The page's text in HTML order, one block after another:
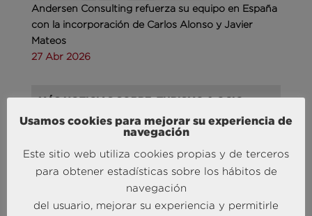
Andersen Consulting refuerza su equipo en España
con la incorporación de Carlos Alonso y Javier
Mateos
27 Abr 2026
MÁS NOTICIAS SOBRE: TURISMO & OCIO
Usamos cookies para mejorar su experiencia de
navegación
Este sitio web utiliza cookies propias y de terceros
para obtener estadísticas sobre los hábitos de
navegación
del usuario, mejorar su experiencia y permitirle